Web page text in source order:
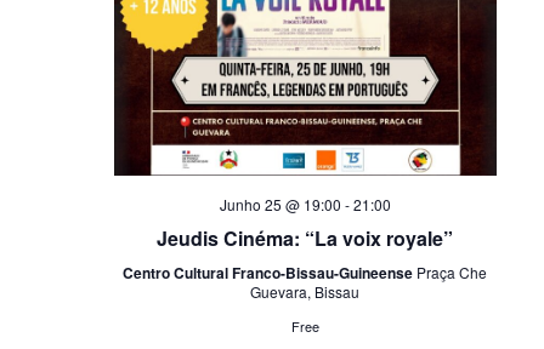
Junho 25 @ 19:00 -21:00
Jeudis Cinéma: “La voix royale”
Centro Cultural Franco-Bissau-Guineense Praça Che
Guevara, Bissau
Free